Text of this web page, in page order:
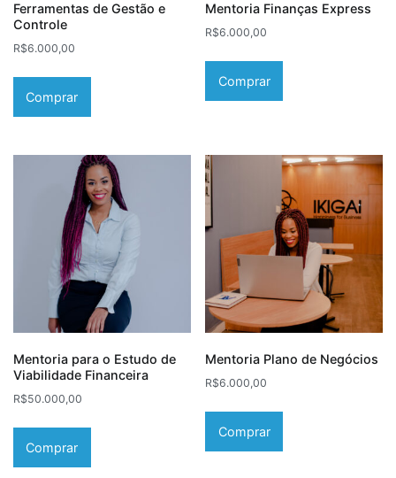
Ferramentas de Gestão e
Controle
R$6.000,00
Comprar
Mentoria Finanças Express
R$6.000,00
Comprar
Mentoria para o Estudo de
Viabilidade Financeira
R$50.000,00
Comprar
Mentoria Plano de Negócios
R$6.000,00
Comprar